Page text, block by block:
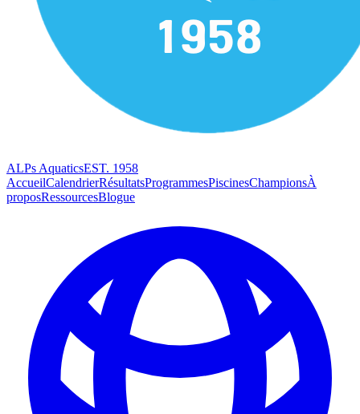
ALPs AquaticsEST. 1958
AccueilCalendrierRésultatsProgrammesPiscinesChampionsÀ
proposRessourcesBlogue